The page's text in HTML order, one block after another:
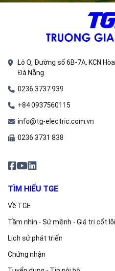
Lô Q, Đường số 6B-7A, KCN
Đà Nẵng
0236 3737 939
+84 0937560115
info@tg-electric.com.vn
0236 3731 838
TÌM HIỂU TGE
Về TGE
Tầm nhìn - Sứ mệnh - Giá trị cốt lõi
Lịch sử phát triển
Chứng nhận